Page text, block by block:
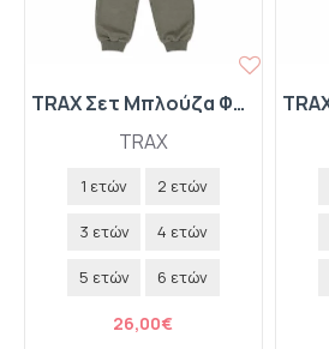
TRAX
TRAX Σετ Μπλούζα Φούτερ με Κουκούλα και Παντελόνι Φόρμας 50935 Pacific
1 ετών 2 ετών
3 ετών 4 ετών
5 ετών 6 ετών
26,00€